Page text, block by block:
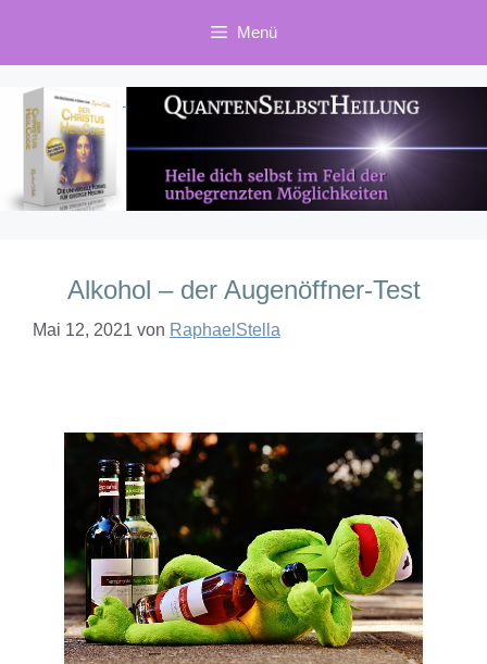
springen
Menü
Alkohol – der Augenöffner-Test
Mai 12, 2021 von RaphaelStella